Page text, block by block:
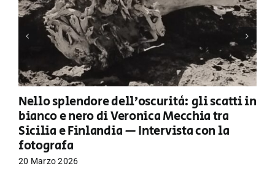
Nello splendore dell’oscurità: gli scatti in
bianco e nero di Veronica Mecchia tra
Sicilia e Finlandia — Intervista con la
fotografa
20 Marzo 2026